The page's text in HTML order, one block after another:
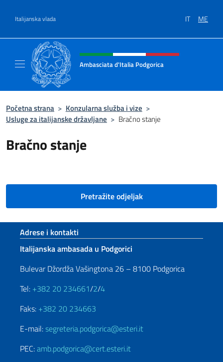
Italijanska vlada IT ME
Header, social and menu of site
Ambasciata d'Italia Podgorica
Početna strana > Konzularna služba i vize >
Usluge za italijanske državljane > Bračno stanje
Bračno stanje
Pretražite odjeljak
Footer section
Adrese i kontakti
Italijanska ambasada u Podgorici
Bulevar Džordža Vašingtona 26 – 8100 Podgorica
Tel: +382 20 234661/2/4
Faks: +382 20 234663
E-mail:segreteria.podgorica@esteri.it
PEC:amb.podgorica@cert.esteri.it